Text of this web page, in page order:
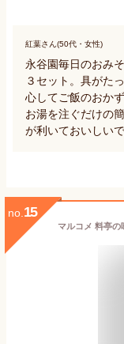
紅葉さん(50代・女性)
永谷園毎日のおみ
３セット。具がた
心してご飯のおか
お湯を注ぐだけの
が利いておいしい
no. 15